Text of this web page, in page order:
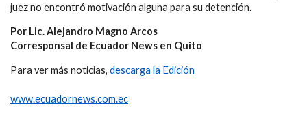
juez no encontró motivación alguna para su detención.
Por Lic. Alejandro Magno Arcos
Corresponsal de Ecuador News en Quito
Para ver más noticias, descarga la Edición
www.ecuadornews.com.ec